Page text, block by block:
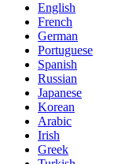
English
French
German
Portuguese
Spanish
Russian
Japanese
Korean
Arabic
Irish
Greek